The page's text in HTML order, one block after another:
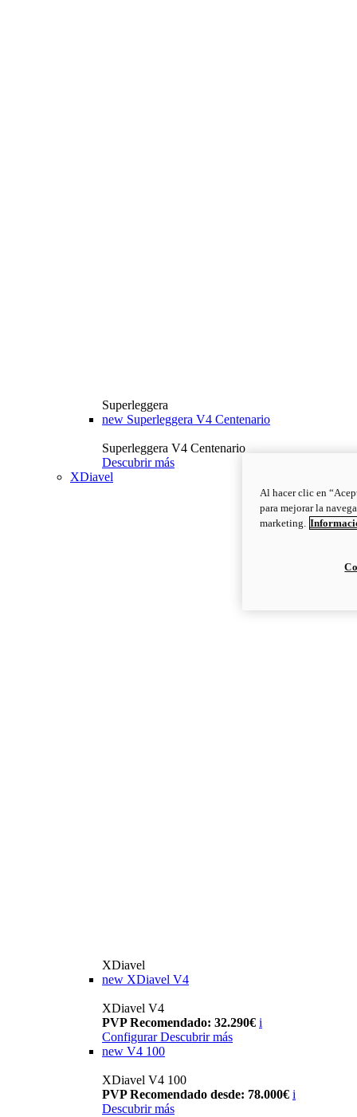
Superleggera
new Superleggera V4 Centenario
Superleggera V4 Centenario
Descubrir más
XDiavel
XDiavel
new XDiavel V4
XDiavel V4
PVP Recomendado: 32.290€ i
Configurar Descubrir más
new V4 100
XDiavel V4 100
PVP Recomendado desde: 78.000€ i
Descubrir más
Al hacer clic en
para mejorar la
marketing.